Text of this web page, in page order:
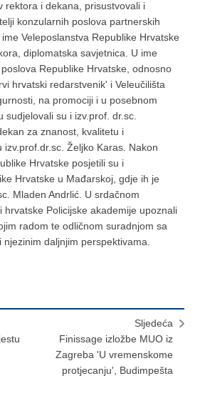
rektora i dekana, prisustvovali i
konzularnih poslova partnerskih
Veleposlanstva Republike Hrvatske
diplomatska savjetnica. U ime
Republike Hrvatske, odnosno
hrvatski redarstvenik' i Veleučilišta
na promociji i u posebnom
su i izv.prof. dr.sc.
za znanost, kvalitetu i
Željko Karas. Nakon
Hrvatske posjetili su i
Hrvatske u Mađarskoj, gdje ih je
Mladen Andrlić. U srdačnom
hrvatske Policijske akademije upoznali
radom te odličnom suradnjom sa
daljnjim perspektivama.
Sljedeća
Finissage izložbe MUO iz
Zagreba 'U vremenskome
protjecanju', Budimpešta